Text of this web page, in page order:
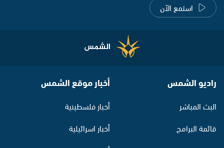
استمع الآن
راديو الشمس
البث المباشر
قائمة البرامج
أخبار موقع الشمس
أخبار فلسطينية
أخبار اسرائيلية